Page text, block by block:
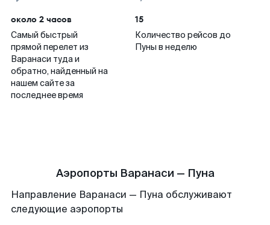
около 2 часов
Самый быстрый
прямой перелет из
Варанаси туда и
обратно, найденный на
нашем сайте за
последнее время
15
Количество рейсов до
Пуны в неделю
Аэропорты Варанаси — Пуна
Направление Варанаси — Пуна обслуживают
следующие аэропорты